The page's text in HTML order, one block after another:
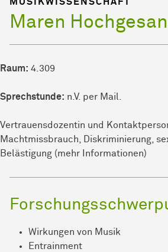
Maren
Raum: 4.309
Sprechstunde: n.V. per Mail.
Vertrauensdozentin und
Machtmissbrauch, Diskriminierung,
Belästigung (mehr Informationen)
Wirkungen von Musik
Entrainment